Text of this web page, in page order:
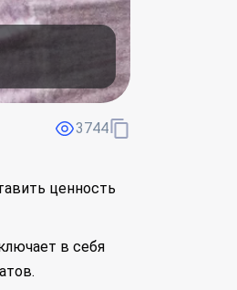
3744
ценность
в себя